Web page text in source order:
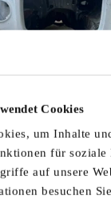
Cookies
um Inhalte
für soziale
auf unsere
besuchen
Gründen muss ic ...
auch